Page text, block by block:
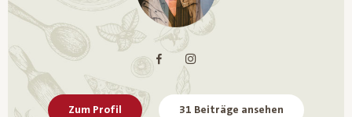
Zum Profil 31 Beiträge ansehen